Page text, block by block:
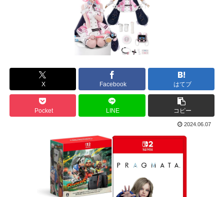
X Facebook はてブ
Pocket LINE コピー
2024.06.07